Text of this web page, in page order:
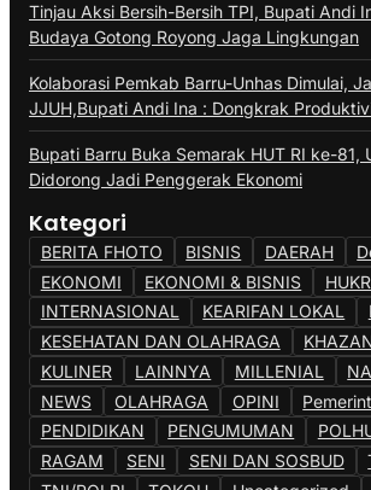
Tinjau Aksi Bersih-Bersih TPI, Bupati Andi
Budaya Gotong Royong Jaga Lingkungan
Kolaborasi Pemkab Barru-Unhas Dimulai,
JJUH,Bupati Andi Ina : Dongkrak
Bupati Barru Buka Semarak HUT RI ke-81,
Didorong Jadi Penggerak Ekonomi
Kategori
BERITA FHOTO BISNIS DAERAH
EKONOMI
EKONOMI & BISNIS
INTERNASIONAL
KEARIFAN LOKAL
KESEHATAN DAN OLAHRAGA
KULINER
LAINNYA MILLENIAL
NEWS
OLAHRAGA OPINI
PENDIDIKAN
PENGUMUMAN
RAGAM
SENI SENI DAN SOSBUD